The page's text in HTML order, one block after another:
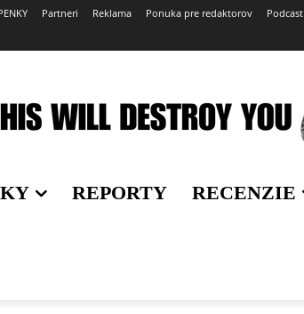
Partneri Reklama Ponuka pre redaktorov Podcast
REPORTY RECENZIE